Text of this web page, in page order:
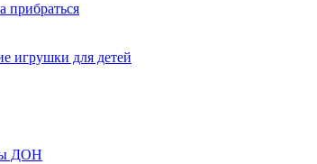
прибраться
игрушки для детей
ДОН